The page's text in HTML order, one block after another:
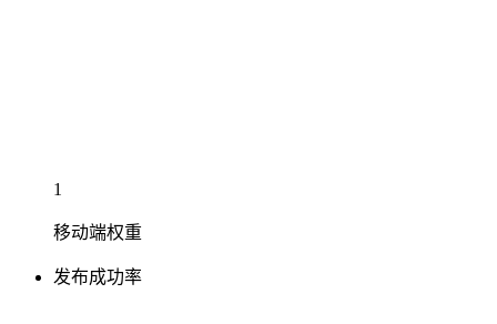
1
移动端权重
发布成功率